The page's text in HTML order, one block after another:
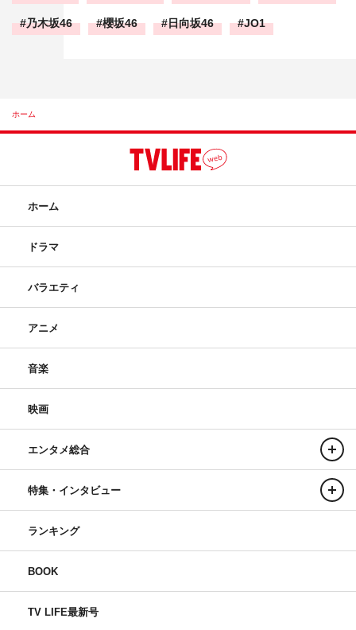
乃木坂46 櫻坂46 日向坂46 JO1
ホーム
ホーム
ドラマ
バラエティ
アニメ
音楽
映画
エンタメ総合
特集・インタビュー
ランキング
BOOK
TV LIFE最新号